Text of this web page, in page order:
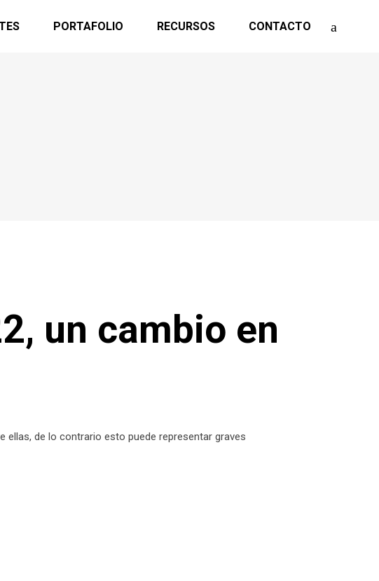
PORTAFOLIO RECURSOS CONTACTO
un cambio en
ellas, de lo contrario esto puede representar graves